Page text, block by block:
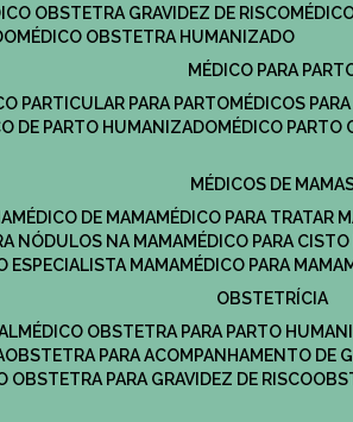
OBSTETRA GRAVIDEZ DE RISCO
MÉDICO OBSTETRA HUMANIZADO
MÉDICO PARA
PARTICULAR PARA PARTO MÉDICOS
DE PARTO HUMANIZADO MÉDICO PARTO
MÉDICOS DE
MÉDICO DE MAMA MÉDICO PARA TRATAR
NÓDULOS NA MAMA MÉDICO PARA
ESPECIALISTA MAMA MÉDICO PARA MAMA
OBSTETRÍCIA
MÉDICO OBSTETRA PARA PARTO
OBSTETRA PARA ACOMPANHAMENTO DE
OBSTETRA PARA GRAVIDEZ DE RISCO